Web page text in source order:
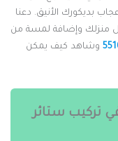
بديكورك الأنيق. دعنا
وإضافة لمسة من
وشاهد كيف يمكن
ستائر